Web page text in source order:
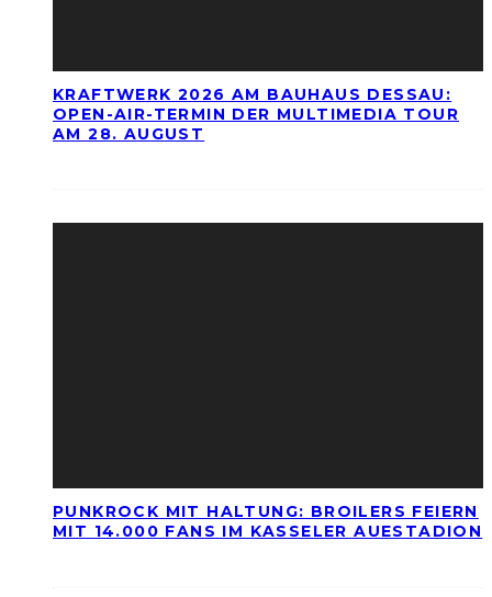
KRAFTWERK 2026 AM BAUHAUS DESSAU:
OPEN-AIR-TERMIN DER MULTIMEDIA TOUR
AM 28. AUGUST
PUNKROCK MIT HALTUNG: BROILERS FEIERN
MIT 14.000 FANS IM KASSELER AUESTADION